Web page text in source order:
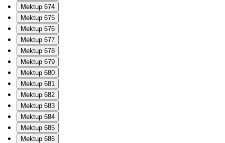
Mektup 674
Mektup 675
Mektup 676
Mektup 677
Mektup 678
Mektup 679
Mektup 680
Mektup 681
Mektup 682
Mektup 683
Mektup 684
Mektup 685
Mektup 686